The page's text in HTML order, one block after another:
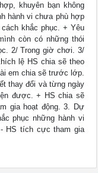
khuyên bạn không
hành vi chưa phù hợp
khắc phục. + Yêu
còn có những thói
2/ Trong giờ chơi. 3/
lệ HS chia sẽ theo
em chia sẽ trước lớp.
thay đổi và từng ngày
được. + HS chia sẽ
gia hoạt động. 3. Dự
phục những hành vi
HS tích cực tham gia